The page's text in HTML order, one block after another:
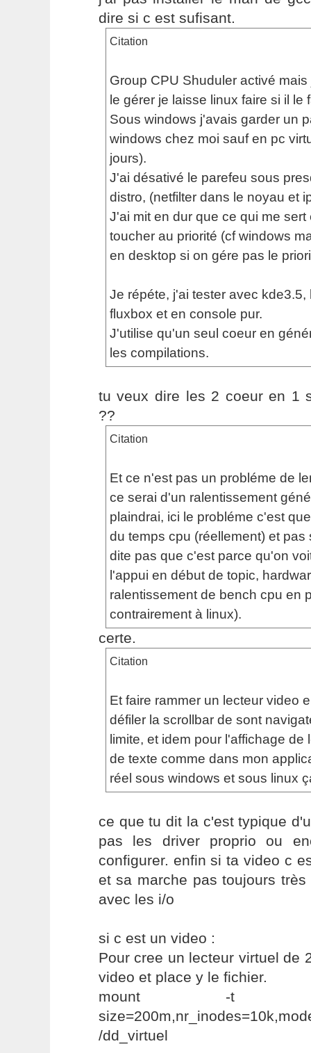
dire si c est sufisant.
Citation
Group CPU Shuduler activé
le gérer je laisse linux faire si il le
Sous windows j'avais garder un
windows chez moi sauf en pc
jours).
J'ai désativé le parefeu sous
distro, (netfilter dans le noyau et
J'ai mit en dur que ce qui me sert
toucher au priorité (cf windows
en desktop si on gére pas le
Je répéte, j'ai tester avec kde3.5,
fluxbox et en console pur.
J'utilise qu'un seul coeur en
les compilations.
tu veux dire les 2 coeur en 1
??
Citation
Et ce n'est pas un probléme de
ce serai d'un ralentissement
plaindrai, ici le probléme c'est
du temps cpu (réellement) et pas
dite pas que c'est parce qu'on
l'appui en début de topic,
ralentissement de bench cpu en
contrairement à linux).
certe.
Citation
Et faire rammer un lecteur video
défiler la scrollbar de sont
limite, et idem pour l'affichage de
de texte comme dans mon
réel sous windows et sous linux
ce que tu dit la c'est typique
pas les driver proprio ou
configurer. enfin si ta video c
et sa marche pas toujours
avec les i/o
si c est un video :
Pour cree un lecteur virtuel de
video et place y le fichier.
mount -t
/dd_virtuel